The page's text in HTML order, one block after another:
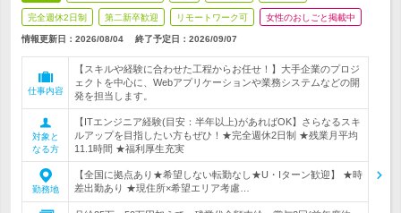
完全週休2日制 第二新卒歓迎 リモートワーク可 女性のおしごと掲載中
情報更新日：2026/08/04 終了予定日： 2026/09/07
仕事内容
【スキルや経験に合わせた工程からお任せ！】大手企業のプロジ
ェクトを中心に、Webアプリケーションや業務システムなどの開
発を担当します。
対象と
なる方
【ITエンジニア経験(目安：半年以上)があればOK】さらなるスキ
ルアップを目指したい方もぜひ！★完全週休2日制 ★残業月平均
11.1時間 ★福利厚生充実
勤務地
【全国に拠点あり★希望しない転勤なし★U・Iターン歓迎】 ★時
差出勤あり ★現住所×希望エリア考慮…